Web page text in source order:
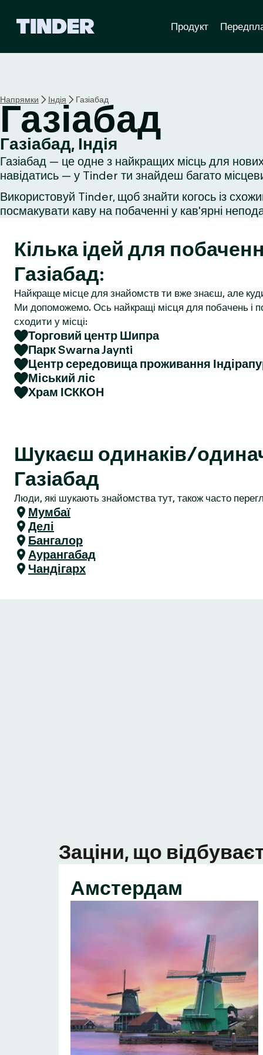
а
с
т
о
р
і
н
а
T
d
e
r
Продукт
Напрямки Індія Газіабад
Газіабад
Газіабад, Індія
Газіабад — це одне з найкращих місць для
навідатись — у Tinder ти знайдеш багато
Використовуй Tinder, щоб знайти когось із
посмакувати каву на побаченні у кав'ярні
Кілька ідей для
Газіабад:
Найкраще місце для знайомств ти вже знаєш, але
Ми допоможемо. Ось найкращі місця для побачень і
сходити у місці:
Торговий центр Шипра
Парк Swarna Jaynti
Центр середовища проживання
Міський ліс
Храм ІСККОН
Шукаєш одинаків/
Газіабад
Люди, які шукають знайомства тут, також часто
Мумбаї
Делі
Бангалор
Аурангабад
Чандігарх
Заціни, що
Амстердам